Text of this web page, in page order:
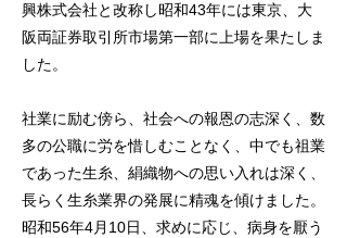
興株式会社と改称し昭和43年には東京、大
阪両証券取引所市場第一部に上場を果たしま
した。
社業に励む傍ら、社会への報恩の志深く、数
多の公職に労を惜しむことなく、中でも祖業
であった生糸、絹織物への思い入れは深く、
長らく生糸業界の発展に精魂を傾けました。
昭和56年4月10日、求めに応じ、病身を厭う